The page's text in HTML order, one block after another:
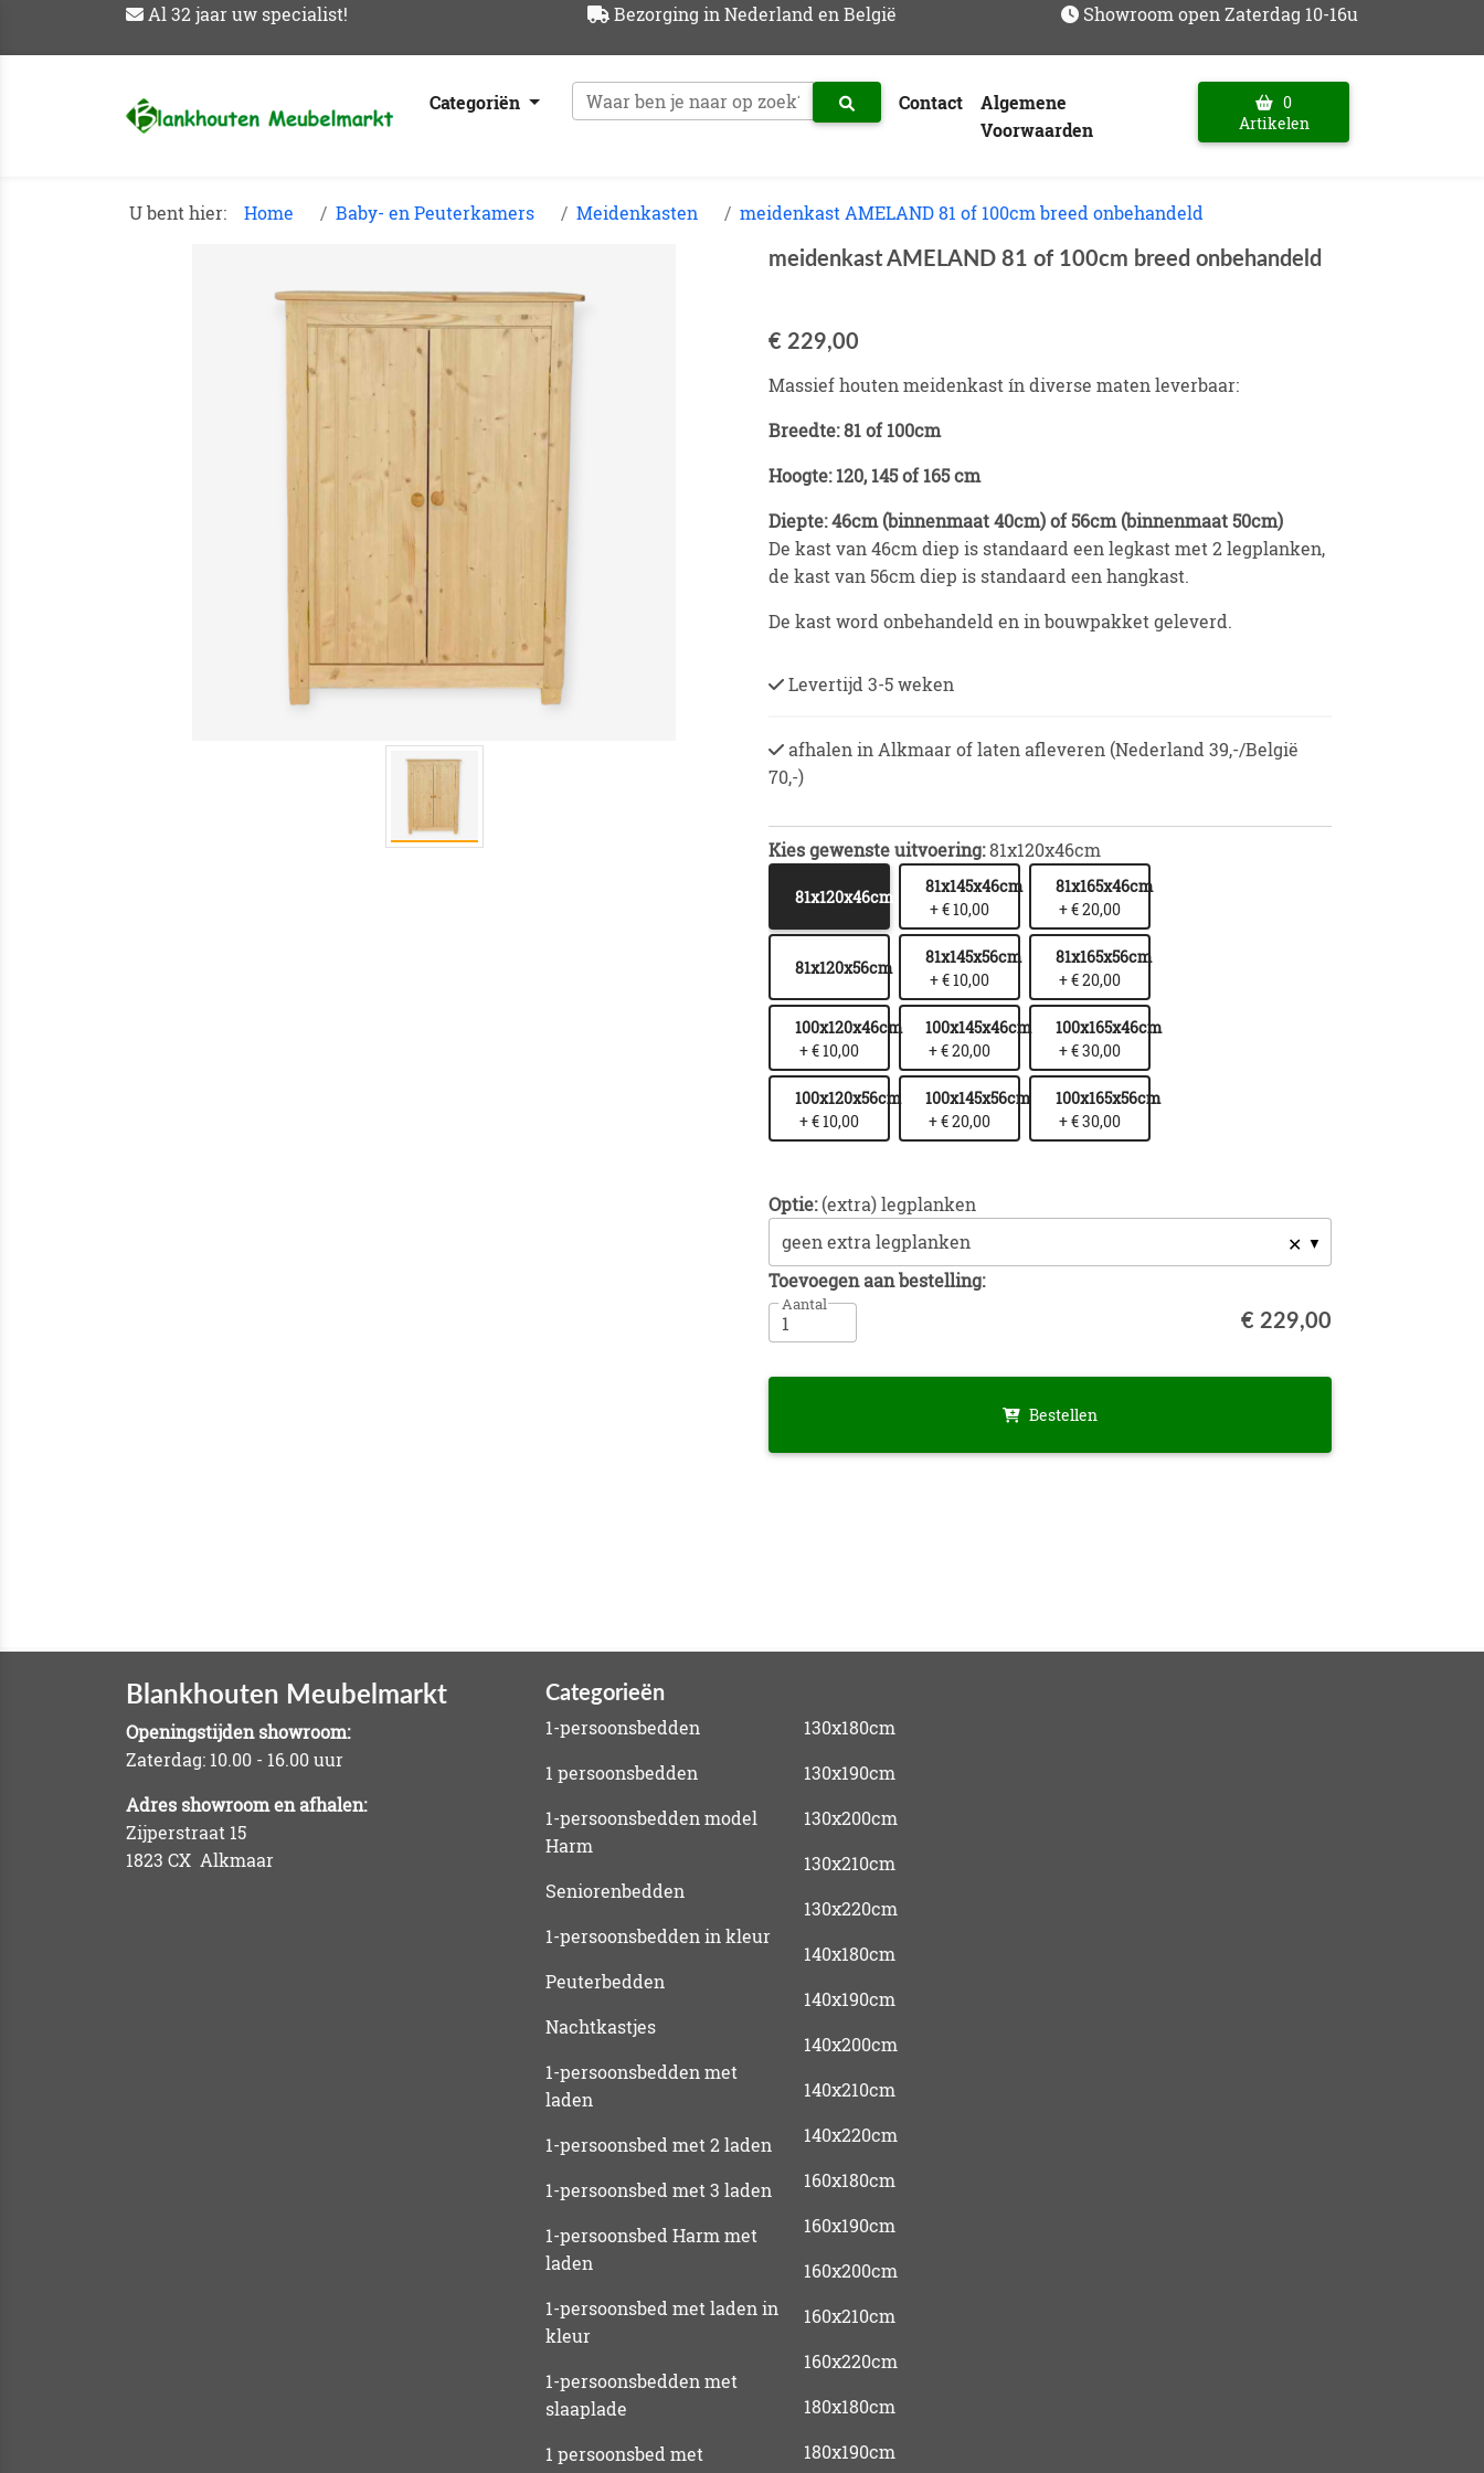
Al 32 jaar uw specialist! Bezorging in Nederland en België Showroom open Zaterdag 10-16u
Categoriën Contact
Algemene
Voorwaarden
0
Artikelen
U bent hier: Home Baby- en Peuterkamers Meidenkasten meidenkast AMELAND 81 of 100cm breed onbehandeld
meidenkast AMELAND 81 of 100cm breed onbehandeld
€ 229,00
Massief houten meidenkast ín diverse maten leverbaar:
Breedte: 81 of 100cm
Hoogte: 120, 145 of 165 cm
Diepte: 46cm (binnenmaat 40cm) of 56cm (binnenmaat 50cm)
De kast van 46cm diep is standaard een legkast met 2 legplanken,
de kast van 56cm diep is standaard een hangkast.
De kast word onbehandeld en in bouwpakket geleverd.
Levertijd 3-5 weken
afhalen in Alkmaar of laten afleveren (Nederland 39,-/België
70,-)
Kies gewenste uitvoering:81x120x46cm
81x120x46cm
81x145x46cm
+ € 10,00
81x165x46cm
+ € 20,00
81x120x56cm
81x145x56cm
+ € 10,00
81x165x56cm
+ € 20,00
100x120x46cm
+ € 10,00
100x145x46cm
+ € 20,00
100x165x46cm
+ € 30,00
100x120x56cm
+ € 10,00
100x145x56cm
+ € 20,00
100x165x56cm
+ € 30,00
Optie:(extra) legplanken
✕
Toevoegen aan bestelling:
Aantal
€ 229,00
Bestellen
Blankhouten Meubelmarkt
Openingstijden showroom:
Zaterdag: 10.00 - 16.00 uur
Adres showroom en afhalen:
Zijperstraat 15
1823 CX Alkmaar
Categorieën
1-persoonsbedden
1 persoonsbedden
1-persoonsbedden model
Harm
Seniorenbedden
1-persoonsbedden in kleur
Peuterbedden
Nachtkastjes
1-persoonsbedden met
laden
1-persoonsbed met 2 laden
1-persoonsbed met 3 laden
1-persoonsbed Harm met
laden
1-persoonsbed met laden in
kleur
1-persoonsbedden met
slaaplade
1 persoonsbed met
130x180cm
130x190cm
130x200cm
130x210cm
130x220cm
140x180cm
140x190cm
140x200cm
140x210cm
140x220cm
160x180cm
160x190cm
160x200cm
160x210cm
160x220cm
180x180cm
180x190cm